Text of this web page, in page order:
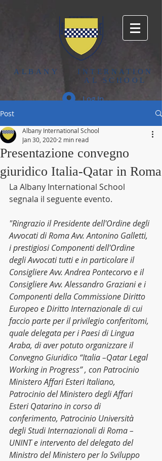
Log In
INTERNATION
AL SCHOOL
ALBANY
Post
Presentazione convegno
giuridico Italia-Qatar in Roma
Albany International School
Jan 30, 2020 2 min read
La Albany International School
segnala il seguente evento.
"Ringrazio il Presidente dell'Ordine degli
Avvocati di Roma Avv. Antonino Galletti,
i prestigiosi Componenti dell'Ordine
degli Avvocati tutti e in particolare il
Consigliere Avv. Andrea Pontecorvo e il
Consigliere Avv. Alessandro Graziani e i
Componenti della Commissione Diritto
Europeo e Diritto Internazionale di cui
faccio parte per il privilegio conferitomi,
quale delegata per i Paesi di Lingua
Araba, di aver potuto organizzare il
Convegno Giuridico “Italia –Qatar Legal
Working in Progress” , con Patrocinio
Ministero Affari Esteri Italiano,
Patrocinio del Ministero degli Affari
Esteri Qatarino in corso di
conferimento, Patrocinio Università
degli Studi Internazionali di Roma –
UNINT e intervento del delegato del
Ministro del Ministero per lo Sviluppo